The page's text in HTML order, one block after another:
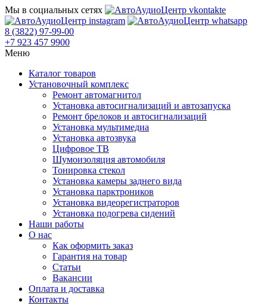
Мы в социальных сетях
8 (3822) 97-99-00
+7 923 457 9900
Меню
Каталог товаров
Установочный комплекс
Ремонт автомагнитол
Установка автосигнализаций и автозапуска
Ремонт брелоков и автосигнализаций
Установка мультимедиа
Установка автозвука
Цифровое ТВ
Шумоизоляция автомобиля
Тонировка стекол
Установка камеры заднего вида
Установка парктроников
Установка видеорегистраторов
Установка подогрева сидений
Наши работы
О нас
Как оформить заказ
Гарантия на товар
Статьи
Вакансии
Оплата и доставка
Контакты